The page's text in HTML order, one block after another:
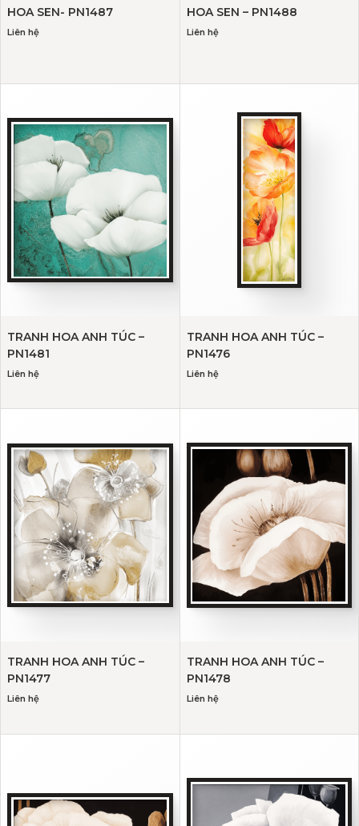
HOA SEN- PN1487
Liên hệ
HOA SEN – PN1488
Liên hệ
TRANH HOA ANH TÚC –
PN1481
Liên hệ
TRANH HOA ANH TÚC –
PN1476
Liên hệ
TRANH HOA ANH TÚC –
PN1477
Liên hệ
TRANH HOA ANH TÚC –
PN1478
Liên hệ